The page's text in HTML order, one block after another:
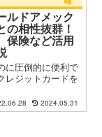
ルドアメック
の相性抜群！
保険など活用
に圧倒的に便利で
レジットカードを
2024.05.31